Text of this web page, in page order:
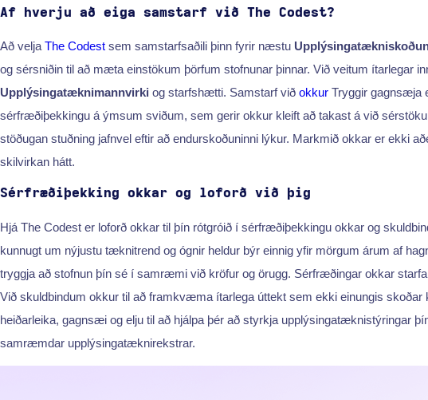
Af hverju að eiga samstarf við The Codest?
Að velja The Codest sem samstarfsaðili þinn fyrir næstu
og sérsniðin til að mæta einstökum þörfum stofnunar þinnar. Við veitum ítarlegar
Upplýsingatæknimannvirki og starfshætti. Samstarf við okkur Tryggir gagnsæja
sérfræðiþekkingu á ýmsum sviðum, sem gerir okkur kleift að takast á við
stöðugan stuðning jafnvel eftir að endurskoðuninni lýkur. Markmið okkar er ekki
skilvirkan hátt.
Sérfræðiþekking okkar og loforð við þig
Hjá The Codest er loforð okkar til þín rótgróið í sérfræðiþekkingu okkar og
kunnugt um nýjustu tæknitrend og ógnir heldur býr einnig yfir mörgum árum af
tryggja að stofnun þín sé í samræmi við kröfur og örugg. Sérfræðingar okkar
Við skuldbindum okkur til að framkvæma ítarlega úttekt sem ekki einungis
heiðarleika, gagnsæi og elju til að hjálpa þér að styrkja upplýsingatæknistýringar
samræmdar upplýsingatæknirekstrar.